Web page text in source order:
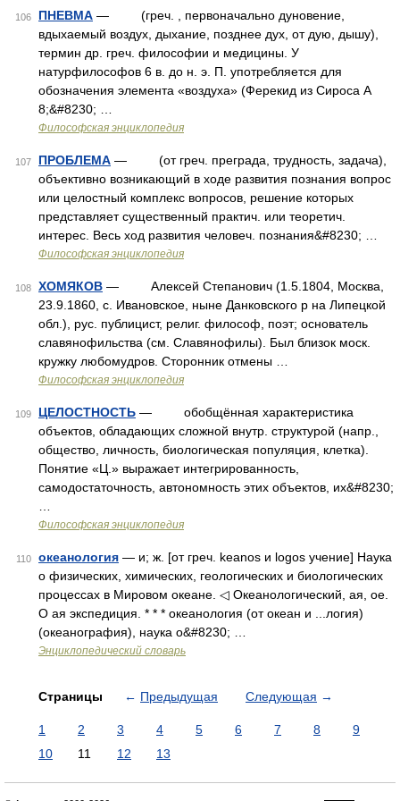
106 ПНЕВМА — (греч. , первоначально дуновение,
вдыхаемый воздух, дыхание, позднее дух, от дую, дышу),
термин др. греч. философии и медицины. У
натурфилософов 6 в. до н. э. П. употребляется для
обозначения элемента «воздуха» (Ферекид из Сироса А
8;&#8230; …
Философская энциклопедия
107 ПРОБЛЕМА — (от греч. преграда, трудность, задача),
объективно возникающий в ходе развития познания вопрос
или целостный комплекс вопросов, решение которых
представляет существенный практич. или теоретич.
интерес. Весь ход развития человеч. познания&#8230; …
Философская энциклопедия
108 ХОМЯКОВ — Алексей Степанович (1.5.1804, Москва,
23.9.1860, с. Ивановское, ныне Данковского р на Липецкой
обл.), рус. публицист, религ. философ, поэт; основатель
славянофильства (см. Славянофилы). Был близок моск.
кружку любомудров. Сторонник отмены …
Философская энциклопедия
109 ЦЕЛОСТНОСТЬ — обобщённая характеристика
объектов, обладающих сложной внутр. структурой (напр.,
общество, личность, биологическая популяция, клетка).
Понятие «Ц.» выражает интегрированность,
самодостаточность, автономность этих объектов, их&#8230;
Философская энциклопедия
110 океанология — и; ж. [от греч. keanos и logos учение] Наука
о физических, химических, геологических и биологических
процессах в Мировом океане. ◁ Океанологический, ая, ое.
О ая экспедиция. * * * океанология (от океан и ...логия)
(океанография), наука о&#8230; …
Энциклопедический словарь
Страницы ← Предыдущая Следующая →
1 2 3 4 5 6 7 8
9
10
11 12 13